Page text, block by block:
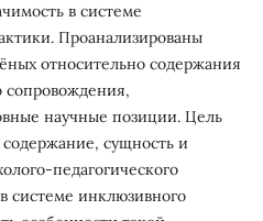
в системе
Проанализированы
относительно содержания
сопровождения,
научные позиции. Цель
сущность и
педагогического
системе инклюзивного